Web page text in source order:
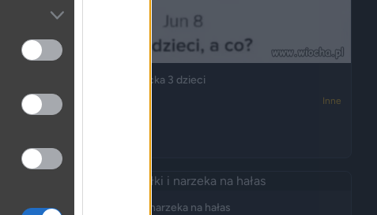
Oddałem do domu dziecka 3 dzieci
2452 Inne
Ktoś kupił tanie działki i narzeka na hałas